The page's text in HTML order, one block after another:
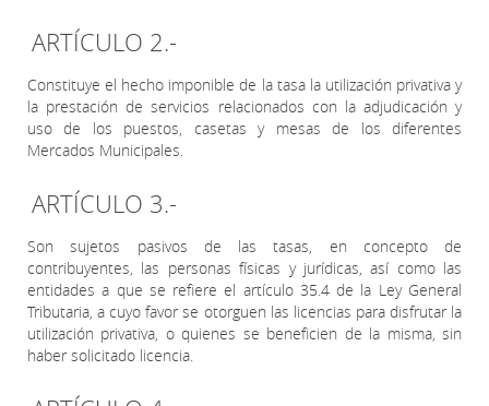
ARTÍCULO 2.-
Constituye el hecho imponible de la tasa la utilización privativa y
la prestación de servicios relacionados con la adjudicación y
uso de los puestos, casetas y mesas de los diferentes
Mercados Municipales.
ARTÍCULO 3.-
Son sujetos pasivos de las tasas, en concepto de
contribuyentes, las personas físicas y jurídicas, así como las
entidades a que se refiere el artículo 35.4 de la Ley General
Tributaria, a cuyo favor se otorguen las licencias para disfrutar la
utilización privativa, o quienes se beneficien de la misma, sin
haber solicitado licencia.